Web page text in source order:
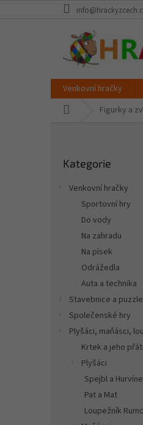
Venkovní hračky
Figurky a
kategorie
Kategorie
Venkovní hračky
Sportovní hry
Do vody
Na zahradu
Na písek
Odrážedla
Auta a technika
Stavebnice a puzzle
Společenské hry
Plyšáci, maňásci,
Krtek a jeho
Plyšáci
Spejbl a
Pat a Mat
Loupežník